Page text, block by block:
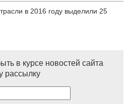
в 2016 году выделили 25
в курсе новостей сайта
рассылку